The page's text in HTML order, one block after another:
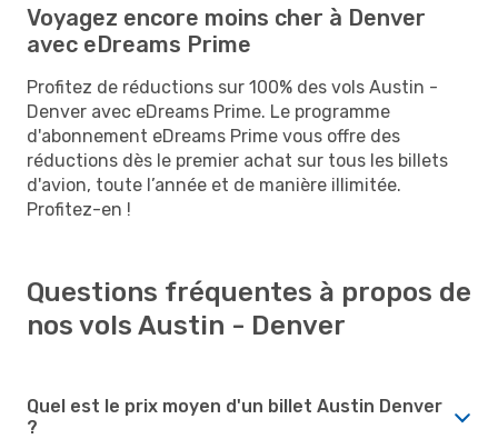
Voyagez encore moins cher à Denver
avec eDreams Prime
Profitez de réductions sur 100% des vols Austin -
Denver avec eDreams Prime. Le programme
d'abonnement eDreams Prime vous offre des
réductions dès le premier achat sur tous les billets
d'avion, toute l’année et de manière illimitée.
Profitez-en !
Questions fréquentes à propos de
nos vols Austin - Denver
Quel est le prix moyen d'un billet Austin Denver
?